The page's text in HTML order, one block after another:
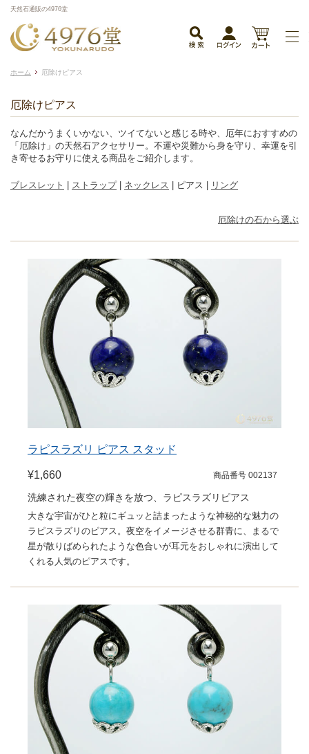
天然石通販の4976堂
ホーム 厄除けピアス
厄除けピアス
なんだかうまくいかない、ツイてないと感じる時や、厄年におすすめの
「厄除け」の天然石アクセサリー。不運や災難から身を守り、幸運を引
き寄せるお守りに使える商品をご紹介します。
ブレスレット ストラップ| ネックレス | ピアス | リング
厄除けの石から選ぶ
ラピスラズリ ピアス スタッド
¥1,660 商品番号 002137
洗練された夜空の輝きを放つ、ラピスラズリピアス
大きな宇宙がひと粒にギュッと詰まったような神秘的な魅力の
ラピスラズリのピアス。夜空をイメージさせる群青に、まるで
星が散りばめられたような色合いが耳元をおしゃれに演出して
くれる人気のピアスです。